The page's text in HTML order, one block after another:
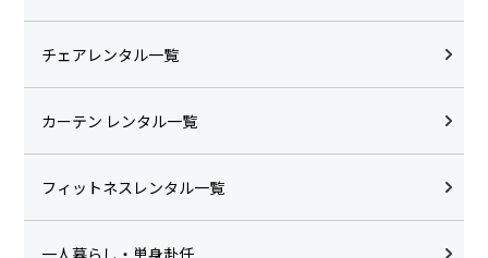
チェアレンタル一覧
カーテン レンタル一覧
フィットネスレンタル一覧
一人暮らし・単身赴任